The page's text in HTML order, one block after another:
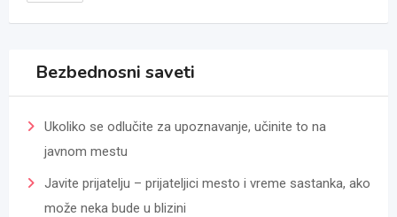
Bezbednosni saveti
Ukoliko se odlučite za upoznavanje, učinite to na
javnom mestu
Javite prijatelju – prijateljici mesto i vreme sastanka, ako
može neka bude u blizini